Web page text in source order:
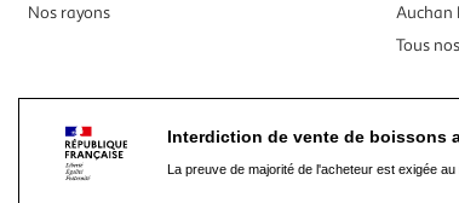
Nos rayons
Auchan
Tous
Interdiction de vente de boissons
La preuve de majorité de l'acheteur est exigée